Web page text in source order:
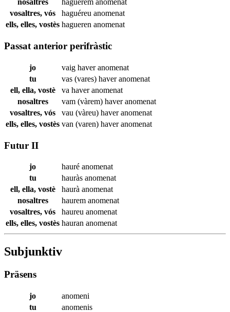
nosaltres haguérem anomenat
vosaltres, vós
haguéreu anomenat
ells, elles, vostès hagueren anomenat
Passat anterior perifràstic
jo vaig haveranomenat
tu
vas (vares) haveranomenat
ell, ella, vostè
va haveranomenat
nosaltres
vam (vàrem) haveranomenat
vosaltres, vós
vau (vàreu) haveranomenat
ells, elles, vostès van (varen) haveranomenat
Futur II
jo hauré anomenat
tu
hauràs anomenat
ell, ella, vostè
haurà anomenat
nosaltres
haurem anomenat
vosaltres, vós
haureu anomenat
ells, elles, vostès hauran anomenat
Subjunktiv
Präsens
jo
anomeni
tu
anomenis